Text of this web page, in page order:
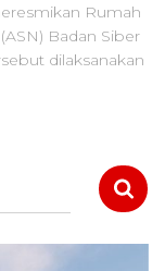
Rumah
Badan Siber
dilaksanakan